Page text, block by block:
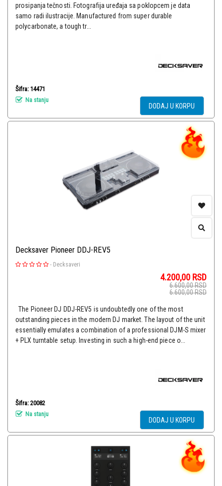
prosipanja tečnosti. Fotografija uređaja sa poklopcem je data
samo radi ilustracije. Manufactured from super durable
polycarbonate, a tough tr...
Šifra: 14471
Na stanju
DODAJ U KORPU
Decksaver Pioneer DDJ-REV5
- Decksaveri
4.200,00 RSD
6.600,00RSD
6.600,00RSD
The Pioneer DJ DDJ-REV5 is undoubtedly one of the most
outstanding pieces in the modern DJ market. The layout of the unit
essentially emulates a combination of a professional DJM-S mixer
+ PLX turntable setup. Investing in such a high-end piece o...
Šifra: 20082
Na stanju
DODAJ U KORPU